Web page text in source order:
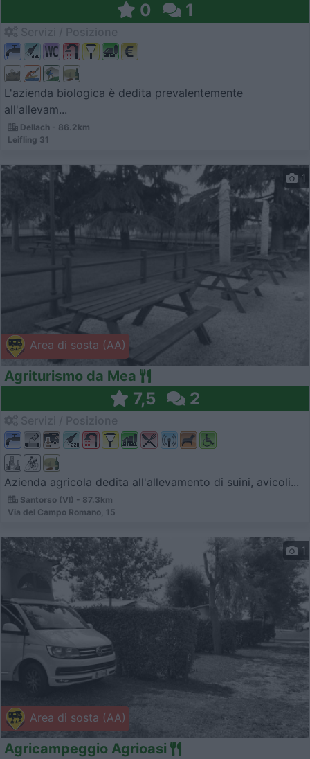
0 1
L'azienda biologica è dedita prevalentemente
all'allevam...
Dellach - 86.2km
Leifling 31
Area di sosta (AA)
1
Agriturismo da Mea
7,5 2
Azienda agricola dedita all'allevamento di suini, avicoli...
Santorso (VI) - 87.3km
Via del Campo Romano, 15
Area di sosta (AA)
1
Agricampeggio Agrioasi